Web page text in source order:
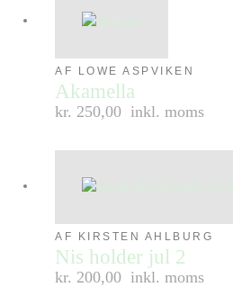
AF LOWE ASPVIKEN
Akamella
kr. 250,00 inkl. moms
AF KIRSTEN AHLBURG
Nis holder jul 2
kr. 200,00 inkl. moms